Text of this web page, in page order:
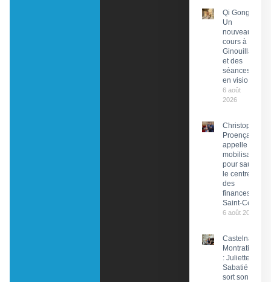
Qi Gong :
Un
nouveau
cours à
Ginouillac
et des
séances
en visio
6 août
2026
Christophe
Proença
appelle à la
mobilisation
pour sauver
le centre
des
finances de
Saint-Céré
6 août 2026
Castelnau-
Montratier
: Juliette
Sabatié
sort son